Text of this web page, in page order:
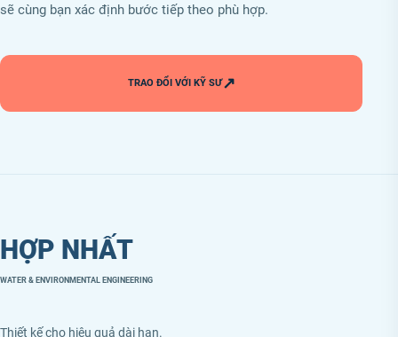
sẽ cùng bạn xác định bước tiếp theo phù hợp.
TRAO ĐỔI VỚI KỸ SƯ↗
HỢP NHẤT
WATER & ENVIRONMENTAL ENGINEERING
Thiết kế cho hiệu quả dài hạn.